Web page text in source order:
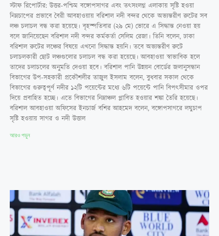
স্টাফ রিপোর্টার: উত্তর-পশ্চিম বঙ্গোপসাগর এবং তৎসংলগ্ন এলাকায় সৃষ্টি হওয়া
নিম্নচাপের প্রভাবে বৈরী আবহাওয়ায় বরিশাল নদী বন্দর থেকে অভ্যন্তরীণ রুটের সব
লঞ্চ চলাচল বন্ধ করা হয়েছে। বৃহস্পতিবার (২৯ মে) ভোরে এ সিদ্ধান্ত নেওয়া হয়
বলে জানিয়েছেন বরিশাল নদী বন্দর কর্মকর্তা সেলিম রেজা। তিনি বলেন, ঢাকা
বরিশাল রুটের লঞ্চের বিষয়ে এখনো সিদ্ধান্ত হয়নি। তবে অভ্যন্তরীণ রুটে
চলাচলকারী ছোট লঞ্চগুলোর চলাচল বন্ধ করা হয়েছে। আবহাওয়া স্বাভাবিক হলে
তাদের চলাচলের অনুমতি দেওয়া হবে। বরিশাল পানি উন্নয়ন বোর্ডের জলানুসন্ধান
বিভাগের উপ-সহকারী প্রকৌশলীর তাজুল ইসলাম বলেন, বুধবার সকাল থেকে
বিভাগের গুরুত্বপূর্ণ নদীর ১২টি পয়েন্টের মধ্যে ৬টি পয়েন্টে পানি বিপৎসীমার ওপর
দিয়ে প্রবাহিত হচ্ছে। এতে বিভাগের নিম্নাঞ্চল প্লাবিত হওয়ার শঙ্কা তৈরি হয়েছে।
বরিশাল আবহাওয়া অফিসের ইনচার্জ বশির আহমেদ বলেন, বঙ্গোপসাগরে লঘুচাপ
সৃষ্টি হওয়ায় সাগর ও নদী উত্তাল
আরও পড়ুন